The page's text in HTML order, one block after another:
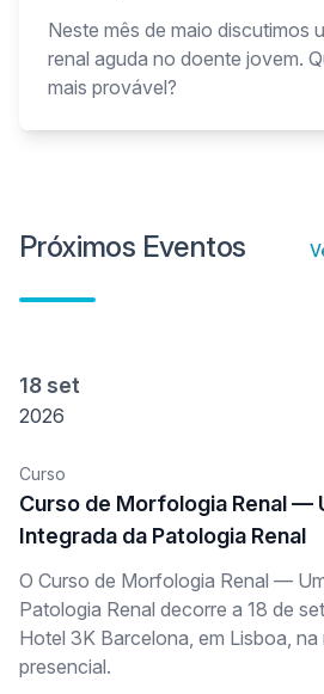
Neste mês de maio discutimos
renal aguda no doente jovem.
mais provável?
Próximos Eventos
18 set
2026
Curso
Curso de Morfologia Renal —
Integrada da Patologia Renal
O Curso de Morfologia Renal —
Patologia Renal decorre a 18 de
Hotel 3K Barcelona, em Lisboa, na
presencial.